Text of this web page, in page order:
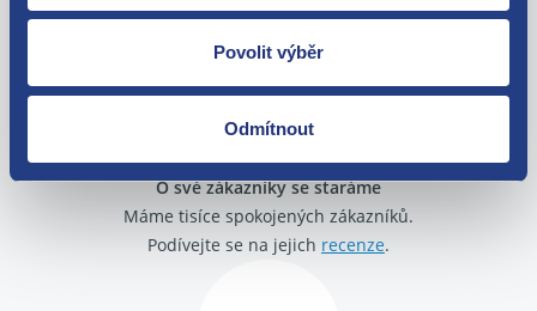
Povolit výběr
Odmítnout
O své zákazníky se staráme
Máme tisíce spokojených zákazníků.
Podívejte se na jejich recenze.